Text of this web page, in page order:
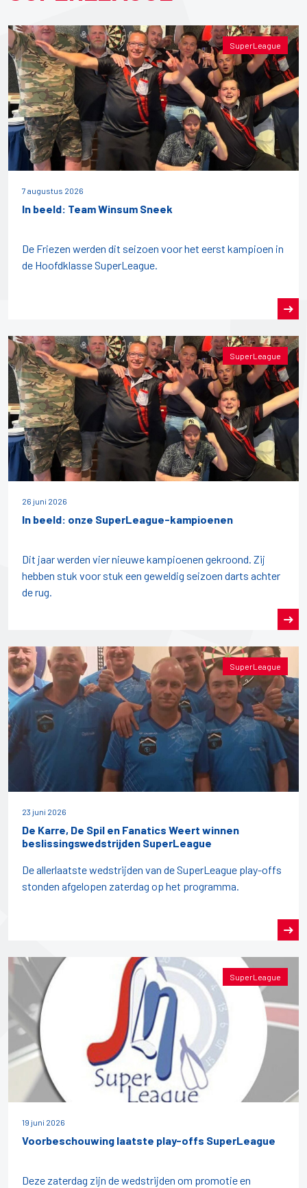
SuperLeague
7 augustus 2026
In beeld: Team Winsum Sneek
De Friezen werden dit seizoen voor het eerst kampioen in
de Hoofdklasse SuperLeague.
SuperLeague
26 juni 2026
In beeld: onze SuperLeague-kampioenen
Dit jaar werden vier nieuwe kampioenen gekroond. Zij
hebben stuk voor stuk een geweldig seizoen darts achter
de rug.
SuperLeague
23 juni 2026
De Karre, De Spil en Fanatics Weert winnen
beslissingswedstrijden SuperLeague
De allerlaatste wedstrijden van de SuperLeague play-offs
stonden afgelopen zaterdag op het programma.
SuperLeague
19 juni 2026
Voorbeschouwing laatste play-offs SuperLeague
Deze zaterdag zijn de wedstrijden om promotie en